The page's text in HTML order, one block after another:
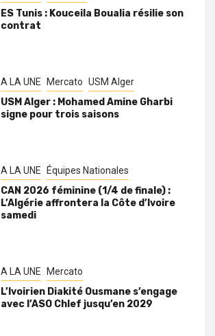
ES Tunis : Kouceila Boualia résilie son
contrat
A LA UNE Mercato USM Alger
USM Alger : Mohamed Amine Gharbi
signe pour trois saisons
A LA UNE Équipes Nationales
CAN 2026 féminine (1/4 de finale) :
L’Algérie affrontera la Côte d’Ivoire
samedi
A LA UNE Mercato
L’Ivoirien Diakité Ousmane s’engage
avec l’ASO Chlef jusqu’en 2029